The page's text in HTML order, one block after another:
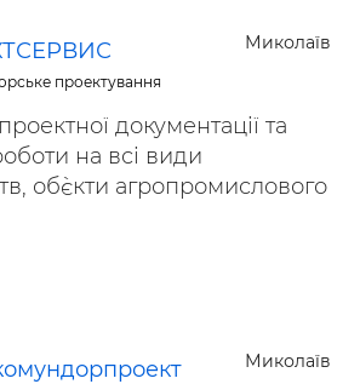
Миколаїв
проектування
документації та
на всі види
об`єкти агропромислового
Миколаїв